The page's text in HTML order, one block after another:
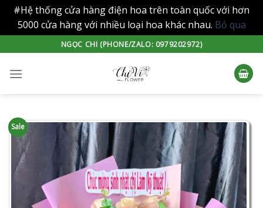
#Hệ thống cửa hàng điện hoa trên toàn quốc với hơn
5000 cửa hàng với nhiều loại hoa khác nhau. Bỏ qua
to
content
NGỌC CHI (PHONE/ZALO: 0979202972)
Sale